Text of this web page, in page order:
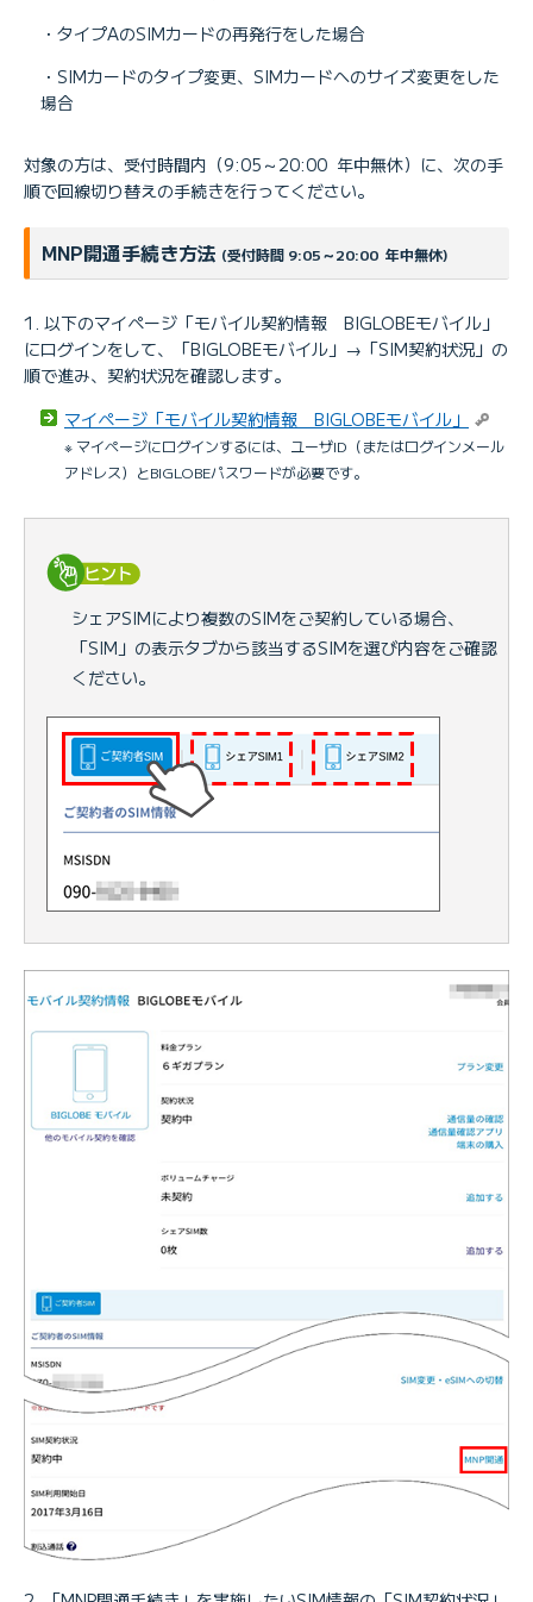
・タイプAのSIMカードの再発行をした場合
・SIMカードのタイプ変更、SIMカードへのサイズ変更をした
場合
対象の方は、受付時間内（9:05～20:00 年中無休）に、次の手
順で回線切り替えの手続きを行ってください。
MNP開通手続き方法 (受付時間 9:05～20:00 年中無休)
以下のマイページ「モバイル契約情報 BIGLOBEモバイル」
にログインをして、「BIGLOBEモバイル」→「SIM契約状況」の
順で進み、契約状況を確認します。
マイページ「モバイル契約情報 BIGLOBEモバイル」
※ マイページにログインするには、ユーザID（またはログインメール
アドレス）とBIGLOBEパスワードが必要です。
シェアSIMにより複数のSIMをご契約している場合、
「SIM」の表示タブから該当するSIMを選び内容をご確認
ください。